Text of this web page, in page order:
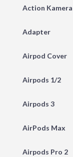
Action Kamera
Adapter
Airpod Cover
Airpods 1/2
Airpods 3
AirPods Max
Airpods Pro 2